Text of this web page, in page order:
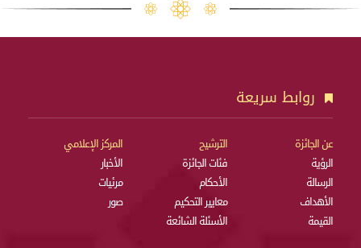
روابط سريعة
عن الجائزة
الرؤية
الرسالة
الأهداف
القيمة
الترشيح
فئات الجائزة
الأحكام
معايير التحكيم
الأسئلة الشائعة
المركز الإعلامي
الأخبار
مرئيات
صور